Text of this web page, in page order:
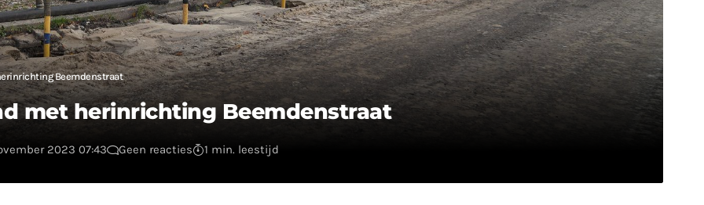
Beemdenstraat
met herinrichting Beemdenstraat
2023 07:43 Geen reacties 1 min. leestijd